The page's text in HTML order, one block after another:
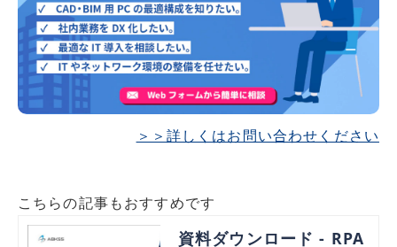
＞＞詳しくはお問い合わせください
こちらの記事もおすすめです
資料ダウンロード - RPA